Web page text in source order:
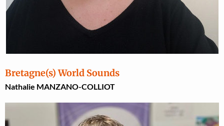
Bretagne(s) World Sounds
Nathalie MANZANO-COLLIOT